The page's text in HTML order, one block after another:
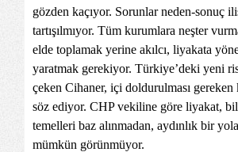
gözden kaçıyor. Sorunlar neden-sonuç
tartışılmıyor. Tüm kurumlara neşter
elde toplamak yerine akılcı, liyakata
yaratmak gerekiyor. Türkiye’deki yeni
çeken Cihaner, içi doldurulması gereken
söz ediyor. CHP vekiline göre liyakat,
temelleri baz alınmadan, aydınlık bir
mümkün görünmüyor.